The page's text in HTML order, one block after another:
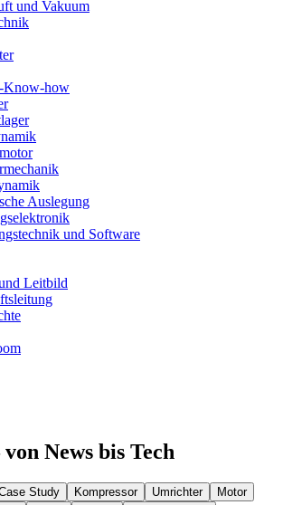
und Vakuum
Know-how
Auslegung
und Software
Leitbild
News bis Tech
Study Kompressor Umrichter
Motor